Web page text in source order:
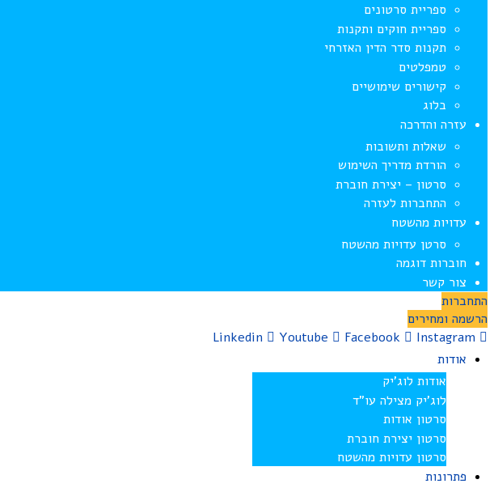
ספריית סרטונים
ספריית חוקים ותקנות
תקנות סדר הדין האזרחי
טמפלטים
קישורים שימושיים
בלוג
עזרה והדרכה
שאלות ותשובות
הורדת מדריך השימוש
סרטון – יצירת חוברת
התחברות לעזרה
עדויות מהשטח
סרטן עדויות מהשטח
חוברות דוגמה
צור קשר
התחברות
הרשמה ומחירים
Linkedin
Youtube Facebook
Instagram
אודות
אודות לוג’יק
לוג’יק מצילה עו”ד
סרטון אודות
סרטון יצירת חוברת
סרטון עדויות מהשטח
פתרונות